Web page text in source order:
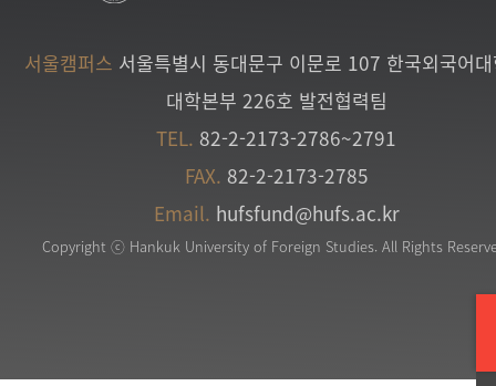
서울캠퍼스 서울특별시 동대문구 이문로 107 한국외국어
대학본부 226호 발전협력팀
TEL. 82-2-2173-2786~2791
FAX. 82-2-2173-2785
Email. hufsfund@hufs.ac.kr
Copyright ⓒ Hankuk University of Foreign Studies. All Rights